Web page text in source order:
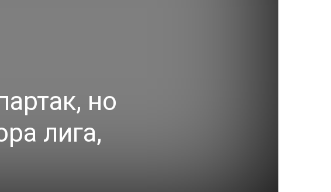
но
лига,